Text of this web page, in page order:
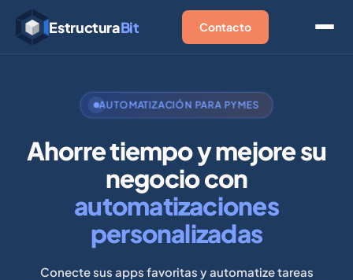
EstructuraBit Contacto
AUTOMATIZACIÓN PARA PYMES
Ahorre tiempo y mejore su
negocio con
automatizaciones
personalizadas
Conecte sus apps favoritas y automatize tareas